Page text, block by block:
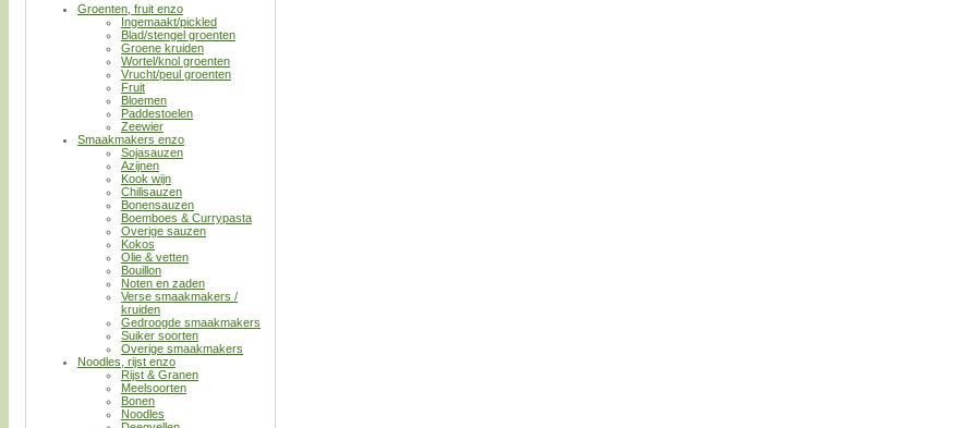
Groenten, fruit enzo
Ingemaakt/pickled
Blad/stengel groenten
Groene kruiden
Wortel/knol groenten
Vrucht/peul groenten
Fruit
Bloemen
Paddestoelen
Zeewier
Smaakmakers enzo
Sojasauzen
Azijnen
Kook wijn
Chilisauzen
Bonensauzen
Boemboes & Currypasta
Overige sauzen
Kokos
Olie & vetten
Bouillon
Noten en zaden
Verse smaakmakers /
kruiden
Gedroogde smaakmakers
Suiker soorten
Overige smaakmakers
Noodles, rijst enzo
Rijst & Granen
Meelsoorten
Bonen
Noodles